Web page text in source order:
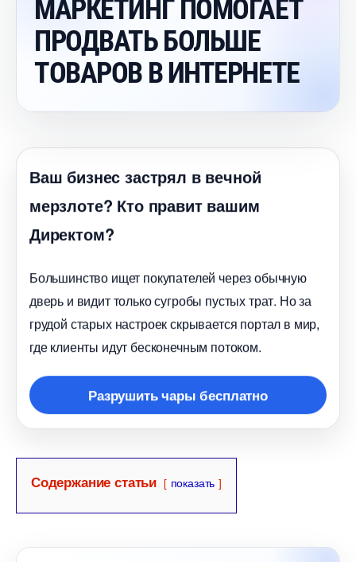
МАРКЕТИНГ ПОМОГАЕТ
ПРОДВАТЬ БОЛЬШЕ
ТОВАРОВ В ИНТЕРНЕТЕ
аш бизнес застрял в вечной
мерзлоте? Кто правит вашим
Директом?
Большинство ищет покупателей через обычную
дверь и видит только сугробы пустых трат. Но за
рудой старых настроек скрывается портал в мир,
де клиенты идут бесконечным потоком.
Разрушить чары бесплатно
Содержание статьи показать